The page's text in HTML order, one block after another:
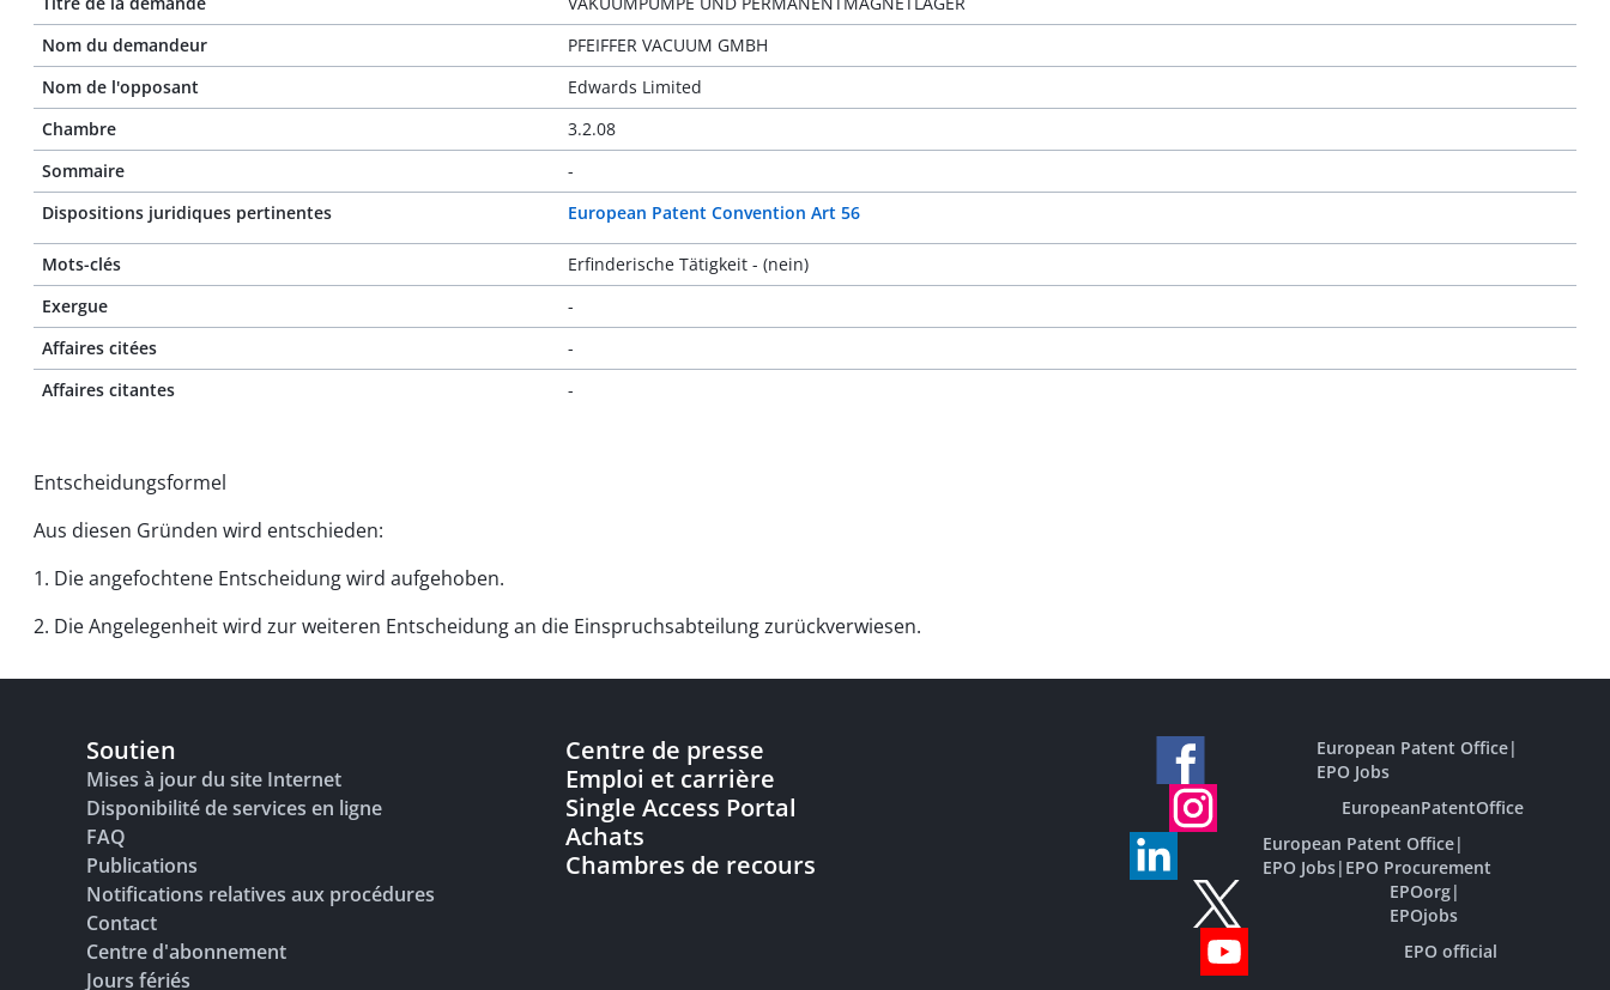
Nom du demandeur
PFEIFFER VACUUM GMBH
Nom de l'opposant
Edwards Limited
Chambre
3.2.08
Sommaire
-
Dispositions juridiques pertinentes
European Patent Convention Art 56
Mots-clés
Erfinderische Tätigkeit - (nein)
Exergue
-
Affaires citées
-
Affaires citantes
-
Entscheidungsformel
Aus diesen Gründen wird entschieden:
1. Die angefochtene Entscheidung wird aufgehoben.
2. Die Angelegenheit wird zur weiteren Entscheidung an die Einspruchsabteilung zurückverwiesen.
Soutien
Mises à jour du site Internet
Disponibilité de services en ligne
FAQ
Publications
Notifications relatives aux procédures
Contact
Centre d'abonnement
Jours fériés
Centre de presse
Emploi et carrière
Single Access Portal
Achats
Chambres de recours
European Patent Office|
EPO Jobs
EuropeanPatentOffice
European Patent Office|
EPO Jobs| EPO Procurement
EPOorg|
EPOjobs
EPO official